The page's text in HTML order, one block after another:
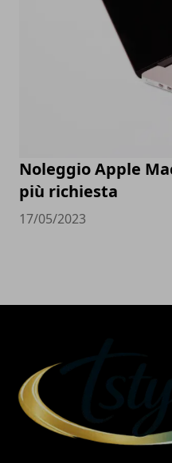
Noleggio Apple
più richiesta
17/05/2023